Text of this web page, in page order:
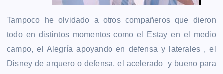
Tampoco he olvidado a otros compañeros que dieron
todo en distintos momentos como el Estay en el medio
campo, el Alegría apoyando en defensa y laterales , el
Disney de arquero o defensa, el acelerado y bueno para